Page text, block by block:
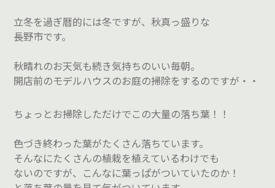
立冬を過ぎ暦的には冬ですが、秋真っ盛りな
長野市です。
秋晴れのお天気も続き気持ちのいい毎朝。
開店前のモデルハウスのお庭の掃除をするのですが・・
ちょっとお掃除しただけでこの大量の落ち葉！！
色づき終わった葉がたくさん落ちています。
そんなにたくさんの植栽を植えているわけでも
ないのですが、こんなに葉っぱがついていたのか！